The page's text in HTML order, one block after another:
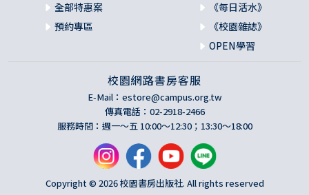
全部特惠案
預約專區
《每日活水》
《校園雜誌》
OPEN學習
校園網路書房客服
E-Mail： estore@campus.org.tw
傳真電話：02-2918-2466
服務時間：週一～五 10:00～12:30；13:30～18:00
Copyright © 2026 校園書房出版社. All rights reserved